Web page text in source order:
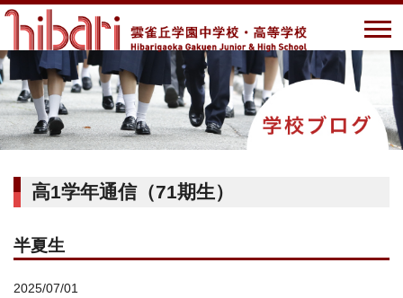
高1学年通信（71期生）
半夏生
2025/07/01